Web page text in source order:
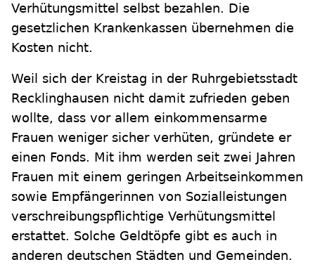
Verhütungsmittel selbst bezahlen. Die
gesetzlichen Krankenkassen übernehmen die
Kosten nicht.
Weil sich der Kreistag in der Ruhrgebietsstadt
Recklinghausen nicht damit zufrieden geben
wollte, dass vor allem einkommensarme
Frauen weniger sicher verhüten, gründete er
einen Fonds. Mit ihm werden seit zwei Jahren
Frauen mit einem geringen Arbeitseinkommen
sowie Empfängerinnen von Sozialleistungen
verschreibungspflichtige Verhütungsmittel
erstattet. Solche Geldtöpfe gibt es auch in
anderen deutschen Städten und Gemeinden.